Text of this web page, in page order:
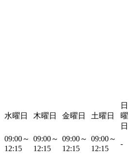
水曜日 木曜日 金曜日 土曜日
日
曜
日
09:00～
12:15
09:00～
12:15
09:00～
12:15
09:00～
12:15
-